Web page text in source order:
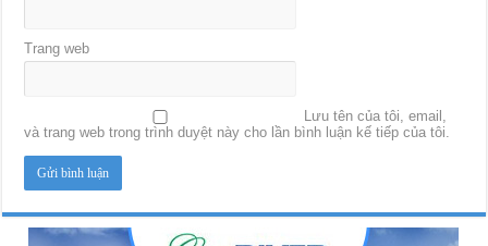
Trang web
Lưu tên của tôi, email,
và trang web trong trình duyệt này cho lần bình luận kế tiếp của tôi.